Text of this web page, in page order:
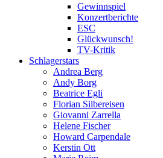
Gewinnspiel
Konzertberichte
ESC
Glückwunsch!
TV-Kritik
Schlagerstars
Andrea Berg
Andy Borg
Beatrice Egli
Florian Silbereisen
Giovanni Zarrella
Helene Fischer
Howard Carpendale
Kerstin Ott